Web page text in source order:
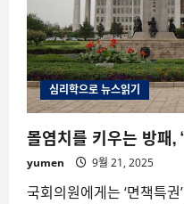
심리학으로 뉴스읽기
몰염치를 키우는 방패,
yumen 9월 21, 2025
국회의원에게는 ‘면책특